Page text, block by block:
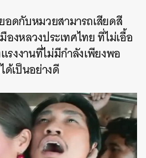
อดกับหมวยสามารถเสียดสี
งหลวงประเทศไทย ที่ไม่เอื้อ
รงงานที่ไม่มีกำลังเพียงพอ
เป็นอย่างดี